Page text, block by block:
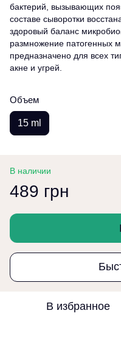
бактерий, вызывающих
составе сыворотки
здоровый баланс
размножение патогенных
предназначено для всех
акне и угрей.
Объем
15 ml
В наличии
489 грн
В избранное